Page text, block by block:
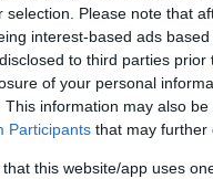
selection. Please note that
interest-based ads
to third parties
of your personal
This information may also
Participants that may further
that this website/app uses
ΤΟ